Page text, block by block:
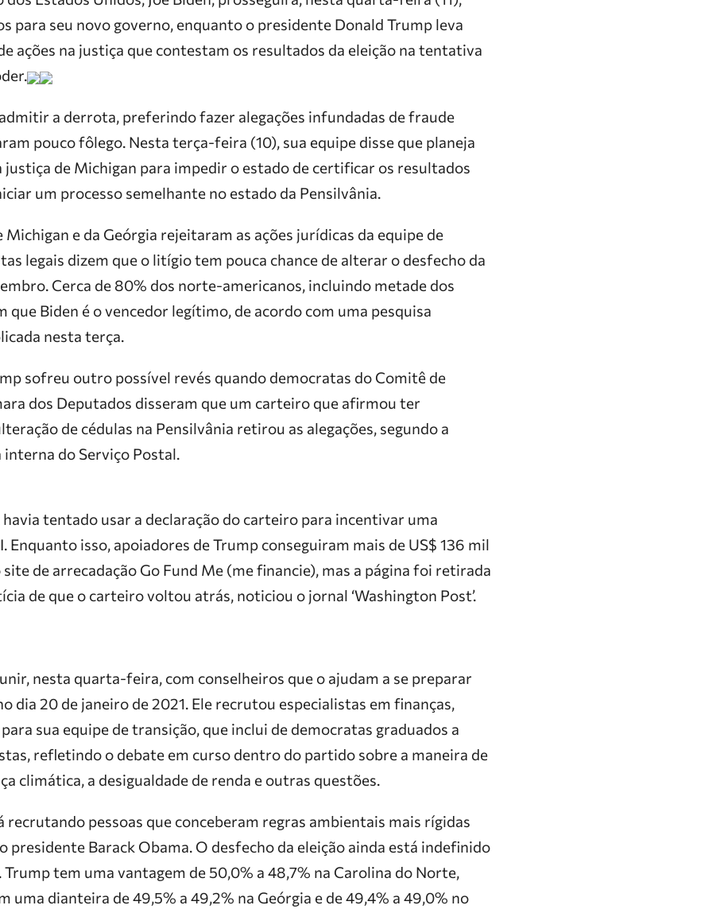
para seu novo governo, enquanto o presidente Donald Trump leva
ações na justiça que contestam os resultados da eleição na tentativa
a derrota, preferindo fazer alegações infundadas de fraude
pouco fôlego. Nesta terça-feira (10), sua equipe disse que planeja
justiça de Michigan para impedir o estado de certificar os resultados
um processo semelhante no estado da Pensilvânia.
Michigan e da Geórgia rejeitaram as ações jurídicas da equipe de
legais dizem que o litígio tem pouca chance de alterar o desfecho da
Cerca de 80% dos norte-americanos, incluindo metade dos
que Biden é o vencedor legítimo, de acordo com uma pesquisa
nesta terça.
sofreu outro possível revés quando democratas do Comitê de
dos Deputados disseram que um carteiro que afirmou ter
de cédulas na Pensilvânia retirou as alegações, segundo a
interna do Serviço Postal.
havia tentado usar a declaração do carteiro para incentivar uma
Enquanto isso, apoiadores de Trump conseguiram mais de US$ 136 mil
de arrecadação Go Fund Me (me financie), mas a página foi retirada
de que o carteiro voltou atrás, noticiou o jornal ‘Washington Post’.
nesta quarta-feira, com conselheiros que o ajudam a se preparar
dia 20 de janeiro de 2021. Ele recrutou especialistas em finanças,
sua equipe de transição, que inclui de democratas graduados a
refletindo o debate em curso dentro do partido sobre a maneira de
climática, a desigualdade de renda e outras questões.
recrutando pessoas que conceberam regras ambientais mais rígidas
presidente Barack Obama. O desfecho da eleição ainda está indefinido
Trump tem uma vantagem de 50,0% a 48,7% na Carolina do Norte,
uma dianteira de 49,5% a 49,2% na Geórgia e de 49,4% a 49,0% no